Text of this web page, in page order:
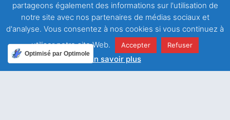
ARTICLE PRÉCÉDENT ARTICLE SUIVANT
partageons également des informations sur l'utilisation de
notre site avec nos partenaires de médias sociaux et
d'analyse. Vous consentez à nos cookies si vous continuez à
utiliser notre site Web.
Accepter Refuser
En savoir plus
Optimisé par Optimole